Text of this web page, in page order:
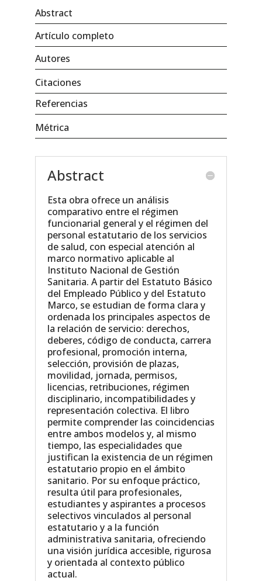
Abstract
Artículo completo
Autores
Citaciones
Referencias
Métrica
Abstract
Esta obra ofrece un análisis
comparativo entre el régimen
funcionarial general y el régimen del
personal estatutario de los servicios
de salud, con especial atención al
marco normativo aplicable al
Instituto Nacional de Gestión
Sanitaria. A partir del Estatuto Básico
del Empleado Público y del Estatuto
Marco, se estudian de forma clara y
ordenada los principales aspectos de
la relación de servicio: derechos,
deberes, código de conducta, carrera
profesional, promoción interna,
selección, provisión de plazas,
movilidad, jornada, permisos,
licencias, retribuciones, régimen
disciplinario, incompatibilidades y
representación colectiva. El libro
permite comprender las coincidencias
entre ambos modelos y, al mismo
tiempo, las especialidades que
justifican la existencia de un régimen
estatutario propio en el ámbito
sanitario. Por su enfoque práctico,
resulta útil para profesionales,
estudiantes y aspirantes a procesos
selectivos vinculados al personal
estatutario y a la función
administrativa sanitaria, ofreciendo
una visión jurídica accesible, rigurosa
y orientada al contexto público
actual.